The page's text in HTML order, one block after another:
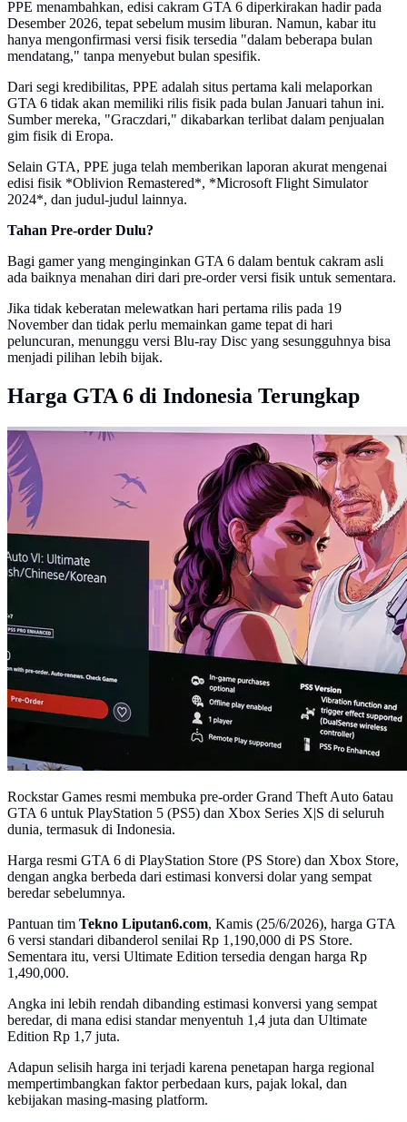
PPE menambahkan, edisi cakram GTA 6 diperkirakan hadir pada
Desember 2026, tepat sebelum musim liburan. Namun, kabar itu
hanya mengonfirmasi versi fisik tersedia "dalam beberapa bulan
mendatang," tanpa menyebut bulan spesifik.
Dari segi kredibilitas, PPE adalah situs pertama kali melaporkan
GTA 6 tidak akan memiliki rilis fisik pada bulan Januari tahun ini.
Sumber mereka, "Graczdari," dikabarkan terlibat dalam penjualan
gim fisik di Eropa.
Selain GTA, PPE juga telah memberikan laporan akurat mengenai
edisi fisik *Oblivion Remastered*, *Microsoft Flight Simulator
2024*, dan judul-judul lainnya.
Tahan Pre-order Dulu?
Bagi gamer yang menginginkan GTA 6 dalam bentuk cakram asli
ada baiknya menahan diri dari pre-order versi fisik untuk sementara.
Jika tidak keberatan melewatkan hari pertama rilis pada 19
November dan tidak perlu memainkan game tepat di hari
peluncuran, menunggu versi Blu-ray Disc yang sesungguhnya bisa
menjadi pilihan lebih bijak.
Harga GTA 6 di Indonesia Terungkap
Rockstar Games resmi membuka pre-order Grand Theft Auto 6atau
GTA 6 untuk PlayStation 5 (PS5) dan Xbox Series X|S di seluruh
dunia, termasuk di Indonesia.
Harga resmi GTA 6 di PlayStation Store (PS Store) dan Xbox Store,
dengan angka berbeda dari estimasi konversi dolar yang sempat
beredar sebelumnya.
Pantuan tim Tekno Liputan6.com, Kamis (25/6/2026), harga GTA
6 versi standari dibanderol senilai Rp 1,190,000 di PS Store.
Sementara itu, versi Ultimate Edition tersedia dengan harga Rp
1,490,000.
Angka ini lebih rendah dibanding estimasi konversi yang sempat
beredar, di mana edisi standar menyentuh 1,4 juta dan Ultimate
Edition Rp 1,7 juta.
Adapun selisih harga ini terjadi karena penetapan harga regional
mempertimbangkan faktor perbedaan kurs, pajak lokal, dan
kebijakan masing-masing platform.